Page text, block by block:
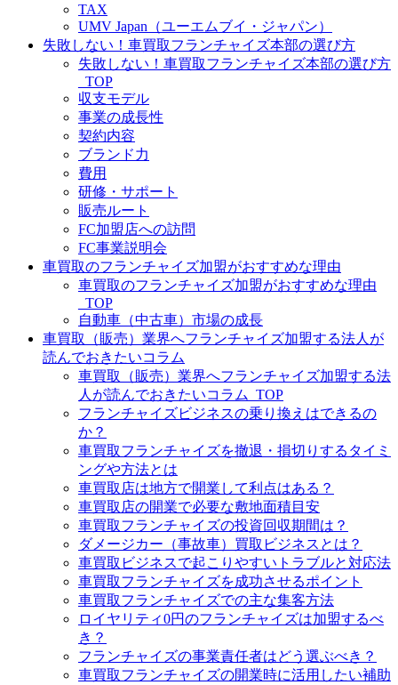
TAX
UMV Japan（ユーエムブイ・ジャパン）
失敗しない！車買取フランチャイズ本部の選び方
失敗しない！車買取フランチャイズ本部の選び方
_TOP
収支モデル
事業の成長性
契約内容
ブランド力
費用
研修・サポート
販売ルート
FC加盟店への訪問
FC事業説明会
車買取のフランチャイズ加盟がおすすめな理由
車買取のフランチャイズ加盟がおすすめな理由
_TOP
自動車（中古車）市場の成長
車買取（販売）業界へフランチャイズ加盟する法人が
読んでおきたいコラム
車買取（販売）業界へフランチャイズ加盟する法
人が読んでおきたいコラム_TOP
フランチャイズビジネスの乗り換えはできるの
か？
車買取フランチャイズを撤退・損切りするタイミ
ングや方法とは
車買取店は地方で開業して利点はある？
車買取店の開業で必要な敷地面積目安
車買取フランチャイズの投資回収期間は？
ダメージカー（事故車）買取ビジネスとは？
車買取ビジネスで起こりやすいトラブルと対応法
車買取フランチャイズを成功させるポイント
車買取フランチャイズでの主な集客方法
ロイヤリティ0円のフランチャイズは加盟するべ
き？
フランチャイズの事業責任者はどう選ぶべき？
車買取フランチャイズの開業時に活用したい補助